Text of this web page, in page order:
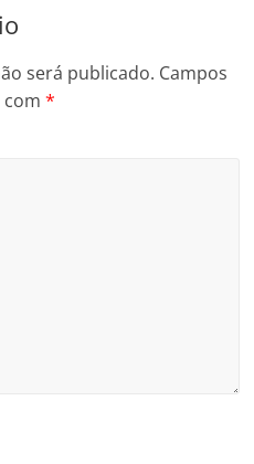
será publicado. Campos
com*